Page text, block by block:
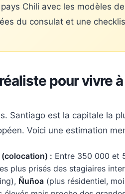
Chili avec les modèles
du consulat et une
pour vivre
Santiago est la capitale la
Voici une estimation
: Entre 350 000 et
plus prisés des stagiaires
Ñuñoa (plus résidentiel,